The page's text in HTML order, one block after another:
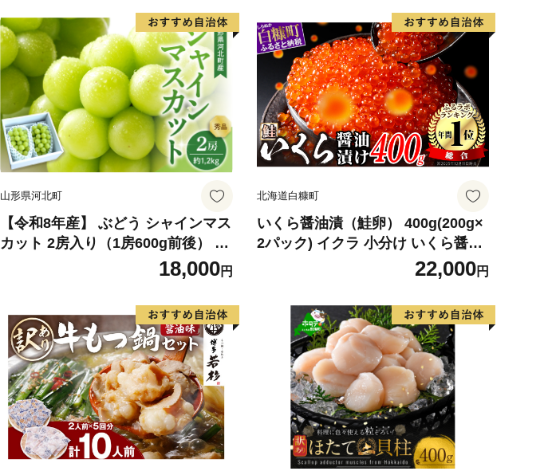
旬の果物 旬のフルーツ
山形県河北町
【令和8年産】 ぶどう シャインマス
カット 2房入り（1房600g前後） 秀
品 山形県河北町産【山形eLab】 ka
18,000円
北海道白糠町
いくら醤油漬（鮭卵） 400g(200g×
2パック) イクラ 小分け いくら醤油
漬 鮭いくら いくら醤油漬け 鮭 鮭卵
ikura 醤油いくら 冷凍いくら いく
ら北海道 醤油鮭いくら 人気 大好評
品 北海道 白糠町
22,000円